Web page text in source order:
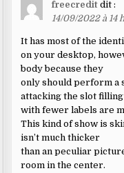
freecredit dit :
14/09/2022 à 14
It has most of the
on your desktop,
body because they
only should perform a
attacking the slot
with fewer labels are
This kind of show is
isn’t much thicker
than an peculiar
room in the center.